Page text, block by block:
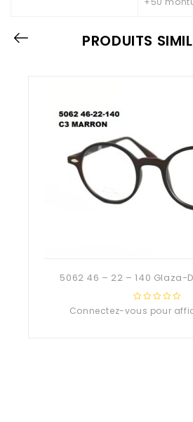
PRODUITS
5062 46 – 22 – 140 Glaza-
0
Connectez-vous pour